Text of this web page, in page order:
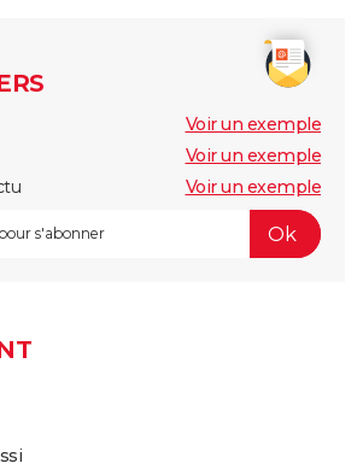
Voir un exemple
Voir un exemple
Voir un exemple